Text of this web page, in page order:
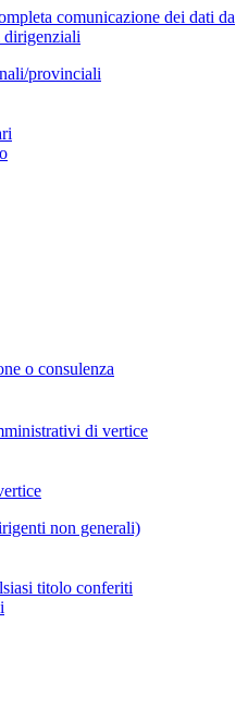
comunicazione dei dati da
dirigenziali
provinciali
o consulenza
di vertice
non generali)
titolo conferiti